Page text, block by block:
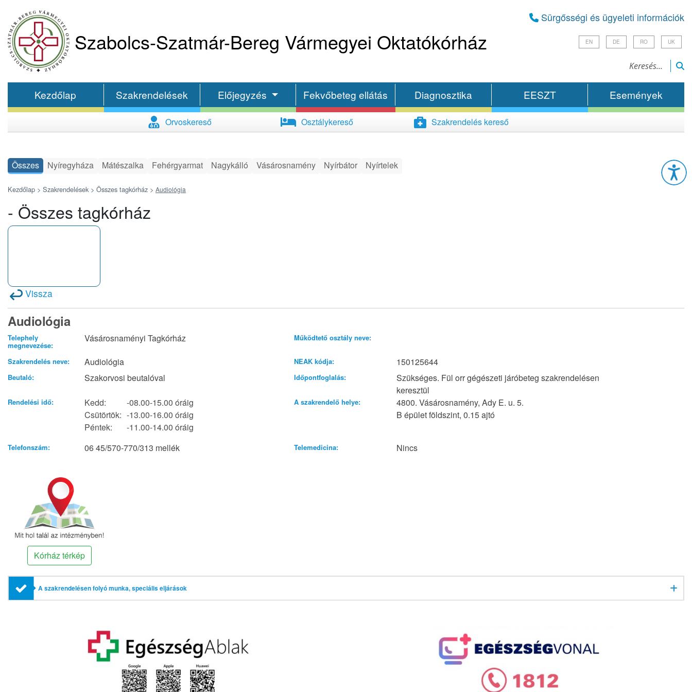
Szabolcs-Szatmár-Bereg Vármegyei Oktatókórház
Sürgősségi és ügyeleti információk
EN DE RO UK
Kezdőlap Szakrendelések Előjegyzés Fekvőbeteg ellátás Diagnosztika EESZT Események
Orvoskereső Osztálykereső Szakrendelés kereső
Összes Nyíregyháza Mátészalka Fehérgyarmat Nagykálló Vásárosnamény Nyírbátor Nyírtelek
Kezdőlap > Szakrendelések > Összes tagkórház > Audiológia
- Összes tagkórház
Vissza
Audiológia
Telephely
megnevezése:
Vásárosnaményi Tagkórház Működtető osztály neve:
Szakrendelés neve: Audiológia NEAK kódja: 150125644
Beutaló: Szakorvosi beutalóval Időpontfoglalás:
Szükséges. Fül orr gégészeti járóbeteg szakrendelésen
keresztül
Rendelési idő: Kedd:
-08.00-15.00 óráig
Csütörtök: -13.00-16.00 óráig
Péntek:
-11.00-14.00 óráig
A szakrendelő helye:
4800. Vásárosnamény, Ady E. u. 5.
B épület földszint, 0.15 ajtó
Telefonszám: 06 45/570-770/313 mellék Telemedicina: Nincs
Kórház térkép
A szakrendelésen folyó munka, speciális eljárások